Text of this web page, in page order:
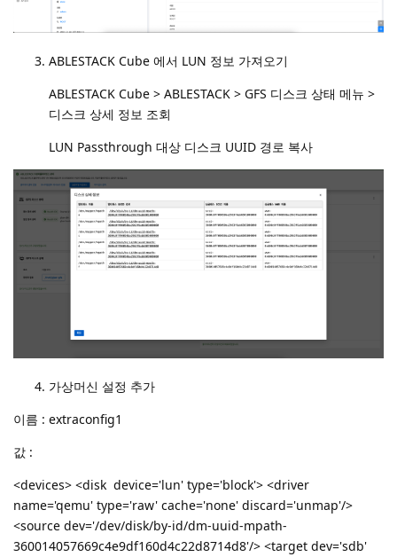
ABLESTACK Cube 에서 LUN 정보 가져오기
ABLESTACK Cube > ABLESTACK > GFS 디스크 상태 메뉴 >
디스크 상세 정보 조회
LUN Passthrough 대상 디스크 UUID 경로 복사
가상머신 설정 추가
이름 : extraconfig1
값 :
<devices> <disk device='lun' type='block'> <driver
name='qemu' type='raw' cache='none' discard='unmap'/>
<source dev='/dev/disk/by-id/dm-uuid-mpath-
360014057669c4e9df160d4c22d8714d8'/> <target dev='sdb'